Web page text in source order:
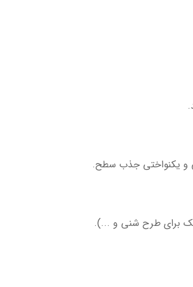
و یکنواختی جذب سطح.
برای طرح شنی و ...).